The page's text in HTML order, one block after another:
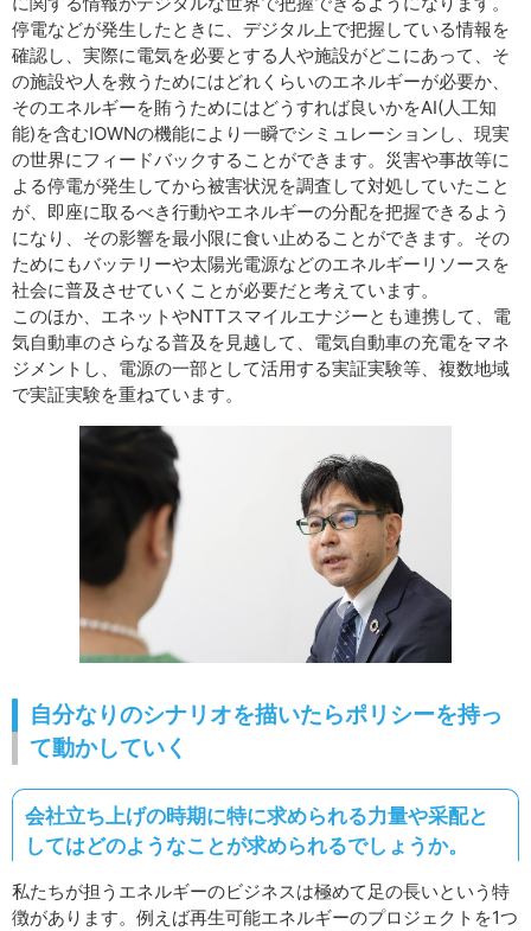
停電などが発生したときに、デジタル上で把握している情報を
確認し、実際に電気を必要とする人や施設がどこにあって、そ
の施設や人を救うためにはどれくらいのエネルギーが必要か、
そのエネルギーを賄うためにはどうすれば良いかをAI(人工知
能)を含むIOWNの機能により一瞬でシミュレーションし、現実
の世界にフィードバックすることができます。災害や事故等に
よる停電が発生してから被害状況を調査して対処していたこと
が、即座に取るべき行動やエネルギーの分配を把握できるよう
になり、その影響を最小限に食い止めることができます。その
ためにもバッテリーや太陽光電源などのエネルギーリソースを
社会に普及させていくことが必要だと考えています。
このほか、エネットやNTTスマイルエナジーとも連携して、電
気自動車のさらなる普及を見越して、電気自動車の充電をマネ
ジメントし、電源の一部として活用する実証実験等、複数地域
で実証実験を重ねています。
自分なりのシナリオを描いたらポリシーを持っ
て動かしていく
会社立ち上げの時期に特に求められる力量や采配と
してはどのようなことが求められるでしょうか。
私たちが担うエネルギーのビジネスは極めて足の長いという特
徴があります。例えば再生可能エネルギーのプロジェクトを1つ